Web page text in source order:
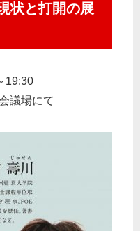
状と打開の展
19:30
議場にて